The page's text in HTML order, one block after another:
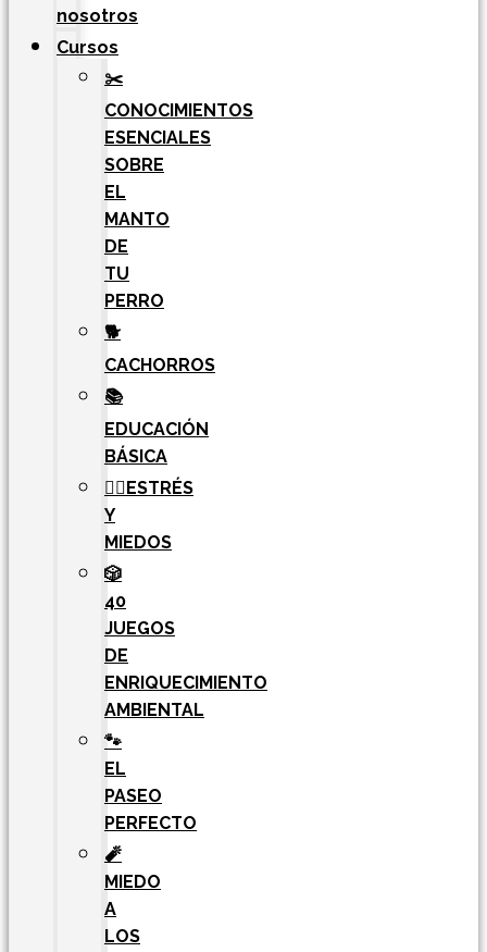
nosotros
Cursos
✂️
CONOCIMIENTOS
ESENCIALES
SOBRE
EL
MANTO
DE
TU
PERRO
🐕
CACHORROS
📚
EDUCACIÓN
BÁSICA
🧘‍♀️ESTRÉS
Y
MIEDOS
🎲
40
JUEGOS
DE
ENRIQUECIMIENTO
AMBIENTAL
🐾
EL
PASEO
PERFECTO
🧨
MIEDO
A
LOS